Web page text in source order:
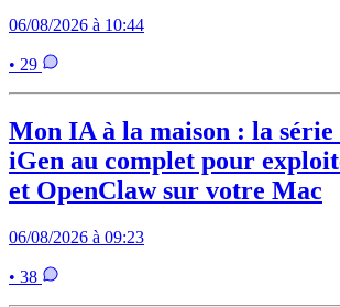
06/08/2026 à 10:44
• 29
Mon IA à la maison : la
iGen au complet pour
et OpenClaw sur votre Mac
06/08/2026 à 09:23
• 38